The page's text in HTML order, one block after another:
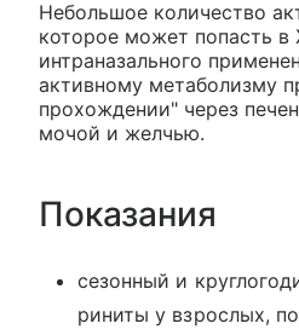
Небольшое количество
которое может попасть
интраназального
активному метаболизму
прохождении" через
мочой и желчью.
Показания
сезонный и
риниты у взрослых,